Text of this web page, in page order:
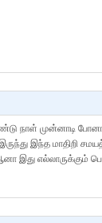
நாள் முன்னாடி
இந்த மாதிறி
இது எல்லாருக்கும்